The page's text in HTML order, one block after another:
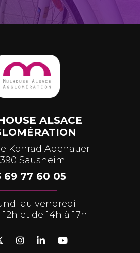
ALSACE
Konrad Adenauer
Sausheim
69 77 60 05
au vendredi
et de 14h à 17h